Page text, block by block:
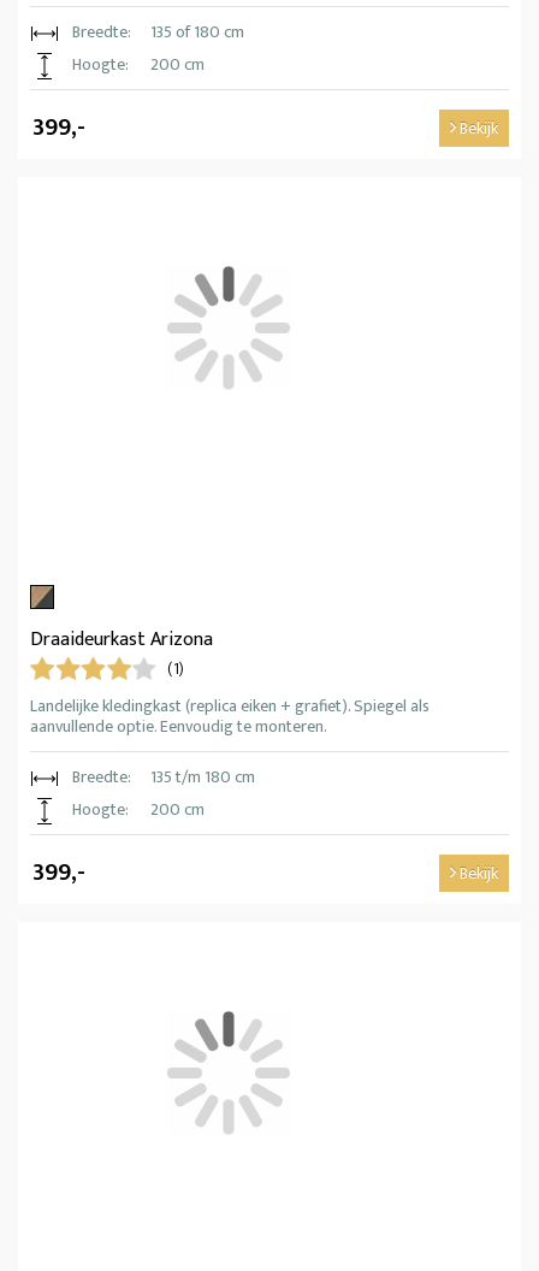
Breedte:
135 of 180 cm
Hoogte:
200 cm
399,- Bekijk
Draaideurkast Arizona
(1)
Landelijke kledingkast (replica eiken + grafiet). Spiegel als
aanvullende optie. Eenvoudig te monteren.
Breedte:
135 t/m 180 cm
Hoogte:
200 cm
399,- Bekijk